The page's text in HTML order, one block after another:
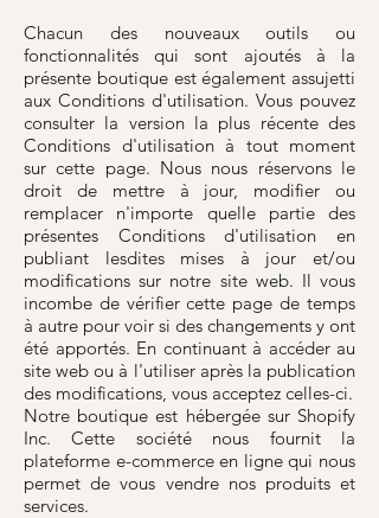
Chacun des nouveaux outils ou
fonctionnalités qui sont ajoutés à la
présente boutique est également assujetti
aux Conditions d'utilisation. Vous pouvez
consulter la version la plus récente des
Conditions d'utilisation à tout moment
sur cette page. Nous nous réservons le
droit de mettre à jour, modifier ou
remplacer n'importe quelle partie des
présentes Conditions d'utilisation en
publiant lesdites mises à jour et/ou
modifications sur notre site web. Il vous
incombe de vérifier cette page de temps
à autre pour voir si des changements y ont
été apportés. En continuant à accéder au
site web ou à l'utiliser après la publication
des modifications, vous acceptez celles-ci.
Notre boutique est hébergée sur Shopify
Inc. Cette société nous fournit la
plateforme e-commerce en ligne qui nous
permet de vous vendre nos produits et
services.